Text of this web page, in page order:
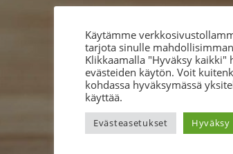
Käytämme
tarjota sinulle
Klikkaamalla "Hyväksy kaikki"
evästeiden käytön. Voit
kohdassa hyväksymässä
käyttää.
Evästeasetukset Hyväksy